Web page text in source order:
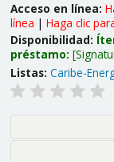
Acceso en línea:
línea | Haga clic
Disponibilidad:
préstamo:
Listas: Caribe-